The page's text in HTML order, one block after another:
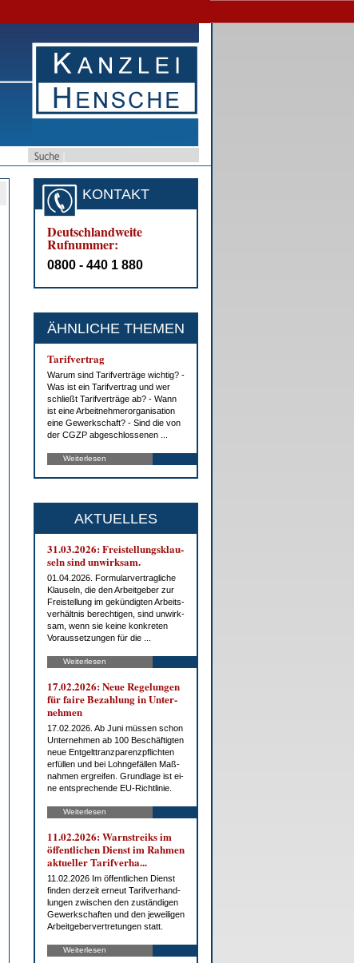
KONTAKT
Deutschlandweite
Rufnummer:
0800 - 440 1 880
ÄHNLICHE THEMEN
Ta­rif­ver­trag
War­um sind Ta­rif­ver­trä­ge wich­tig? -
Was ist ein Ta­rif­ver­trag und wer
schließt Ta­rif­ver­trä­ge ab? - Wann
ist ei­ne Ar­beit­neh­mer­or­ga­ni­sa­ti­on
ei­ne Ge­werk­schaft? - Sind die von
der CG­ZP ab­ge­schlos­se­nen ...
Weiterlesen
AKTUELLES
31.03.2026: Frei­stel­lungs­klau­
seln sind un­wirk­sam.
01.04.2026. For­mu­lar­ver­trag­li­che
Klau­seln, die den Ar­beit­ge­ber zur
Frei­stel­lung im ge­kün­dig­ten Ar­beits­
ver­hält­nis be­rech­ti­gen, sind un­wirk­
sam, wenn sie kei­ne kon­kre­ten
Vor­aus­set­zun­gen für die ...
Weiterlesen
17.02.2026: Neue Re­ge­lun­gen
für fai­re Be­zah­lung in Un­ter­
neh­men
17.02.2026. Ab Ju­ni müs­sen schon
Un­ter­neh­men ab 100 Be­schäf­tig­ten
neue Ent­gelt­tranz­pa­renz­pflich­ten
er­fül­len und bei Lohn­ge­fäl­len Maß­
nah­men er­grei­fen. Grund­la­ge ist ei­
ne ent­spre­chen­de EU-Richt­li­nie.
Weiterlesen
11.02.2026: Warn­streiks im
öf­fent­li­chen Dienst im Rah­men
ak­tu­el­ler Ta­rif­ver­ha...
11.02.2026 Im öf­fent­li­chen Dienst
fin­den der­zeit er­neut Ta­rif­ver­hand­
lun­gen zwi­schen den zu­stän­di­gen
Ge­werk­schaf­ten und den je­wei­li­gen
Ar­beit­ge­ber­ver­tre­tun­gen statt.
Weiterlesen